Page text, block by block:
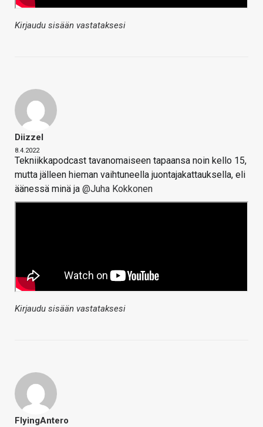
Kirjaudu sisään vastataksesi
Diizzel
8.4.2022
Tekniikkapodcast tavanomaiseen tapaansa noin kello 15,
mutta jälleen hieman vaihtuneella juontajakattauksella, eli
äänessä minä ja @Juha Kokkonen
Kirjaudu sisään vastataksesi
FlyingAntero